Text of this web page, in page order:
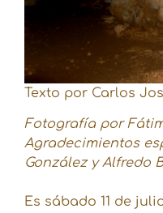
Texto por Carlos
Fotografía por
Agradecimientos
González y Alfredo
Es sábado 11 de